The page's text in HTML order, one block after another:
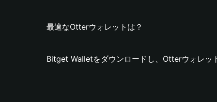
最適なOtterウォレットは？
Bitget Walletをダウンロードし、Otterウォレッ